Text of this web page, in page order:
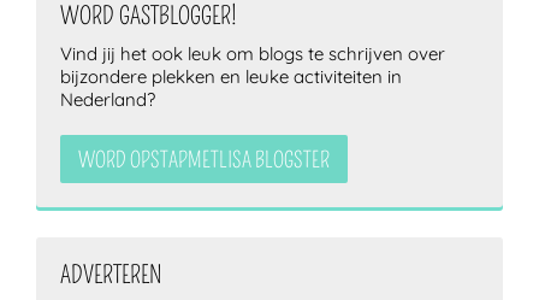
WORD GASTBLOGGER!
Vind jij het ook leuk om blogs te schrijven over
bijzondere plekken en leuke activiteiten in
Nederland?
WORD OPSTAPMETLISA BLOGSTER
ADVERTEREN